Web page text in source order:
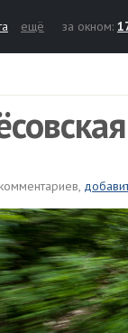
ещё за окном: